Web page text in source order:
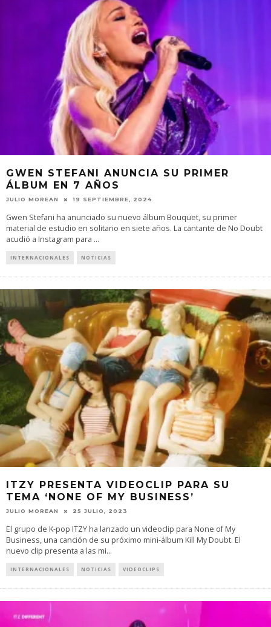
GWEN STEFANI ANUNCIA SU PRIMER
ÁLBUM EN 7 AÑOS
JULIO MOREAN 19 SEPTIEMBRE, 2024
Gwen Stefani ha anunciado su nuevo álbum Bouquet, su primer
material de estudio en solitario en siete años. La cantante de No Doubt
acudió a Instagram para ...
INTERNACIONALES NOTICIAS
ITZY PRESENTA VIDEOCLIP PARA SU
TEMA ‘NONE OF MY BUSINESS’
JULIO MOREAN 25 JULIO, 2023
El grupo de K-pop ITZY ha lanzado un videoclip para None of My
Business, una canción de su próximo mini-álbum Kill My Doubt. El
nuevo clip presenta a las mi...
INTERNACIONALES NOTICIAS VIDEOCLIPS